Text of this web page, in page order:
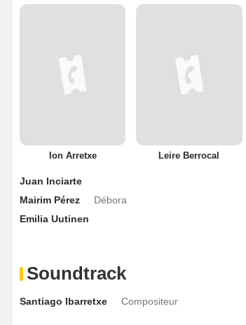
Ion Arretxe Leire Berrocal
Juan Inciarte
Mairim Pérez
Débora
Emilia Uutinen
Soundtrack
Santiago Ibarretxe Compositeur